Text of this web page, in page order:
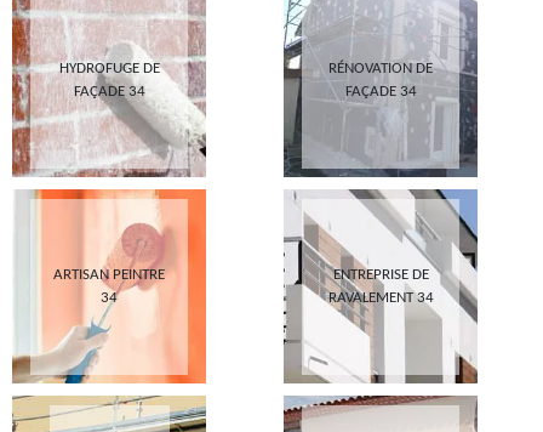
HYDROFUGE DE
FAÇADE 34
RÉNOVATION DE
FAÇADE 34
ARTISAN PEINTRE
34
ENTREPRISE DE
RAVALEMENT 34